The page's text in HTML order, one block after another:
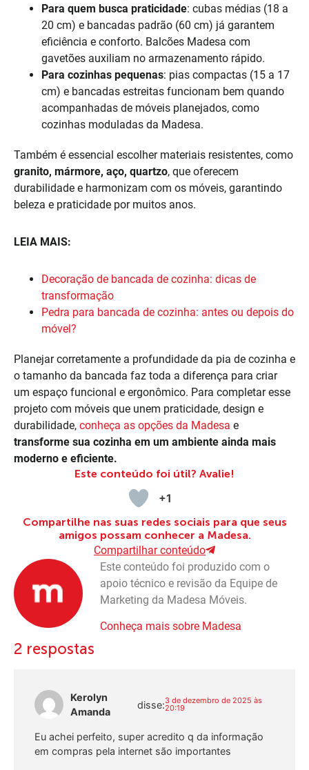
Para quem busca praticidade: cubas médias (18 a
20 cm) e bancadas padrão (60 cm) já garantem
eficiência e conforto. Balcões Madesa com
gavetões auxiliam no armazenamento rápido.
Para cozinhas pequenas: pias compactas (15 a 17
cm) e bancadas estreitas funcionam bem quando
acompanhadas de móveis planejados, como
cozinhas moduladas da Madesa.
Também é essencial escolher materiais resistentes, como
granito, mármore, aço, quartzo, que oferecem
durabilidade e harmonizam com os móveis, garantindo
beleza e praticidade por muitos anos.
LEIA MAIS:
Decoração de bancada de cozinha: dicas de
transformação
Pedra para bancada de cozinha: antes ou depois do
móvel?
Planejar corretamente a profundidade da pia de cozinha e
o tamanho da bancada faz toda a diferença para criar
um espaço funcional e ergonômico. Para completar esse
projeto com móveis que unem praticidade, design e
durabilidade, conheça as opções da Madesa e
transforme sua cozinha em um ambiente ainda mais
moderno e eficiente.
Este conteúdo foi útil? Avalie!
+1
Compartilhe nas suas redes sociais para que seus
amigos possam conhecer a Madesa.
Compartilhar conteúdo
Este conteúdo foi produzido com o
apoio técnico e revisão da Equipe de
Marketing da Madesa Móveis.
Conheça mais sobre Madesa
2 respostas
Kerolyn
Amanda
disse:3 de dezembro de 2025 às
20:19
Eu achei perfeito, super acredito q da informação
em compras pela internet são importantes